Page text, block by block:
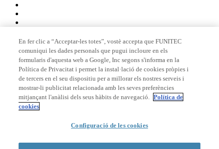
Membre de
Acreditacions
© 2026 La Salle Campus Barcelona - URL |Avís legal
En fer clic a “Acceptar-les totes”, vostè accepta que FUNITEC
comuniqui les dades personals que pugui incloure en els
formularis d'aquesta web a Google, Inc segons s'informa en la
Política de Privacitat i permet la instal·lació de cookies pròpies i
de tercers en el seu dispositiu per a millorar els nostres serveis i
mostrar-li publicitat relacionada amb les seves preferències
mitjançant l'anàlisi dels seus hàbits de navegació. Política de
cookies
Configuració de les cookies